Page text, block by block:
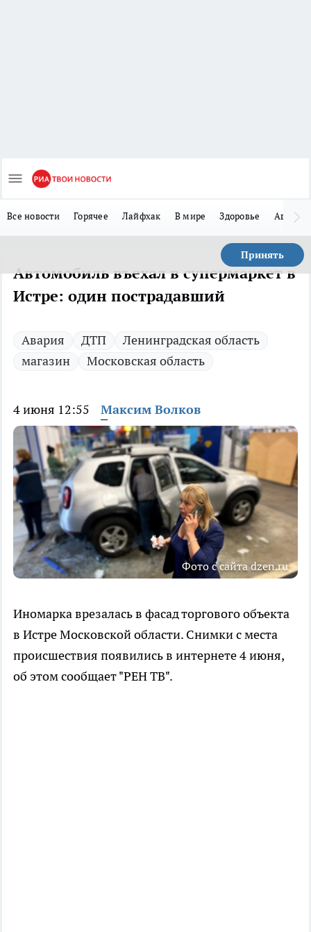
Все новости Горячее Лайфхак В мире Здоровье Авто
Принять
Автомобиль въехал в супермаркет в
Истре: один пострадавший
Авария ДТП
Ленинградская область
магазин
Московская область
4 июня 12:55 Максим Волков
Фото с сайта dzen.ru
Иномарка врезалась в фасад торгового объекта
в Истре Московской области. Снимки с места
происшествия появились в интернете 4 июня,
об этом сообщает "РЕН ТВ".